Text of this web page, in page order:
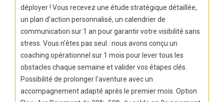
déployer ! Vous recevez une étude stratégique détaillée,
un plan d'action personnalisé, un calendrier de
communication sur 1 an pour garantir votre visibilité sans
stress. Vous n'êtes pas seul : nous avons conçu un
coaching opérationnel sur 1 mois pour lever tous les
obstacles chaque semaine et valider vos étapes clés.
Possibilité de prolonger l'aventure avec un
accompagnement adapté après le premier mois. Option